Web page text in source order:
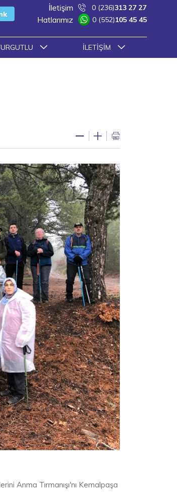
İLETIŞIM
İletişim 0 (236)313 27 27
Hatlarımız 0 (552)105 45 45
Anma Tırmanışı'nı Kemalpaşa